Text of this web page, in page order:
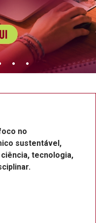
no
sustentável,
tecnologia,